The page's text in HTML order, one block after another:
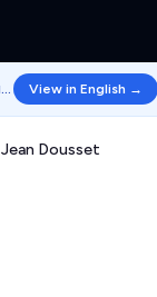
This page is in Dutch. View in English →
Jean Dousset